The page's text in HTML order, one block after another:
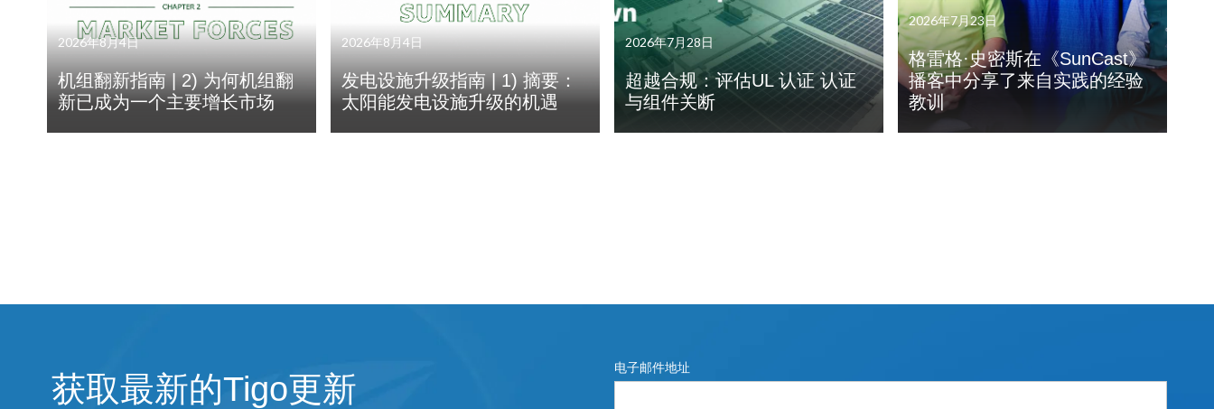
2026年8月4日
机组翻新指南 | 2) 为何机组翻
新已成为一个主要增长市场
2026年8月4日
发电设施升级指南 | 1) 摘要：
太阳能发电设施升级的机遇
2026年7月28日
超越合规：评估UL 认证 认证
与组件关断
2026年7月23日
格雷格·史密斯在《SunCast》
播客中分享了来自实践的经验
教训
获取最新的Tigo更新
电子邮件地址